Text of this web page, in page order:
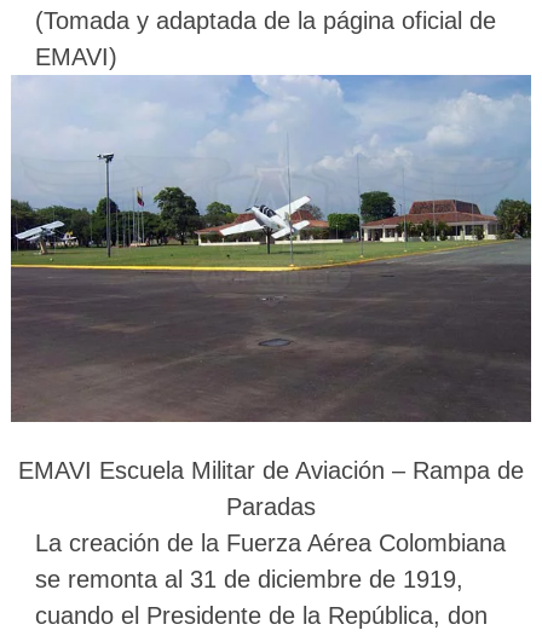
(Tomada y adaptada de la página oficial de
EMAVI)
EMAVI Escuela Militar de Aviación – Rampa de
Paradas
La creación de la Fuerza Aérea Colombiana
se remonta al 31 de diciembre de 1919,
cuando el Presidente de la República, don